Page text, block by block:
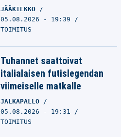
JÄÄKIEKKO
05.08.2026 - 19:39
TOIMITUS
Tuhannet saattoivat
italialaisen futislegendan
viimeiselle matkalle
JALKAPALLO
05.08.2026 - 19:31
TOIMITUS